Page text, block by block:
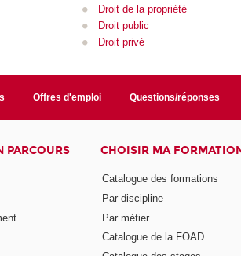
Droit de la propriété
Droit public
Droit privé
Offres d'emploi Questions/réponses
PARCOURS CHOISIR MA
Catalogue des formations
Par discipline
Par métier
Catalogue de la FOAD